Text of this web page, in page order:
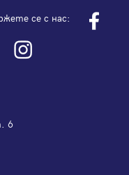
се с нас:
6